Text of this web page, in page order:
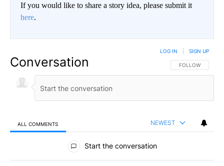
If you would like to share a story idea, please submit it
here.
Conversation FOLLOW THIS
FOLLOW
LOG IN SIGN UP
ALL COMMENTS NEWEST
All Comments
Start the conversation